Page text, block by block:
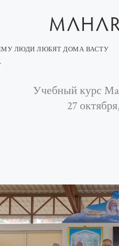
ЛЮДИ ЛЮБЯТ ДОМА ВАСТУ
Учебный курс
27